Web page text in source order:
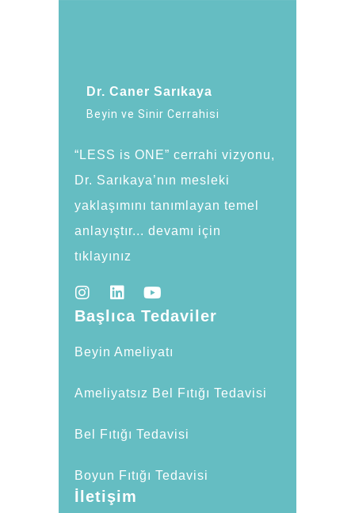
Dr. Caner Sarıkaya
Beyin ve Sinir Cerrahisi
“LESS is ONE” cerrahi vizyonu,
Dr. Sarıkaya’nın mesleki
yaklaşımını tanımlayan temel
anlayıştır... devamı için
tıklayınız
Başlıca Tedaviler
Beyin Ameliyatı
Ameliyatsız Bel Fıtığı Tedavisi
Bel Fıtığı Tedavisi
Boyun Fıtığı Tedavisi
İletişim